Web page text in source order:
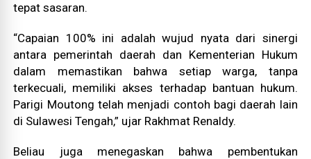
tepat sasaran.
“Capaian 100% ini adalah wujud nyata dari sinergi
antara pemerintah daerah dan Kementerian Hukum
dalam memastikan bahwa setiap warga, tanpa
terkecuali, memiliki akses terhadap bantuan hukum.
Parigi Moutong telah menjadi contoh bagi daerah lain
di Sulawesi Tengah,” ujar Rakhmat Renaldy.
Beliau juga menegaskan bahwa pembentukan